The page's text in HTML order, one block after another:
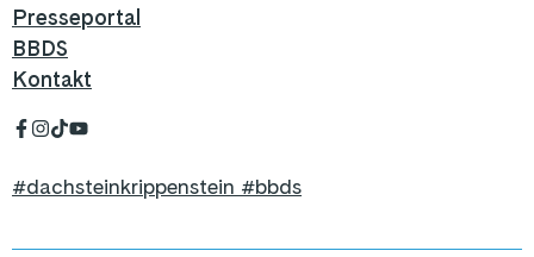
Presseportal
BBDS
Kontakt
#dachsteinkrippenstein #bbds